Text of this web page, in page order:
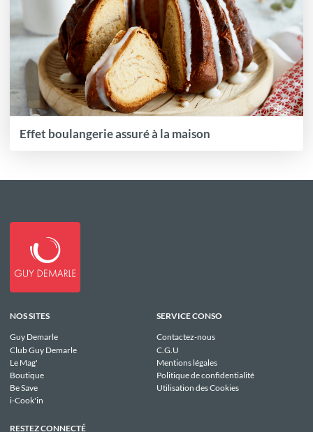
Effet boulangerie assuré à la maison
NOS SITES
Guy Demarle
Club Guy Demarle
Le Mag'
Boutique
Be Save
i-Cook'in
SERVICE CONSO
Contactez-nous
C.G.U
Mentions légales
Politique de confidentialité
Utilisation des Cookies
RESTEZ CONNECTÉ